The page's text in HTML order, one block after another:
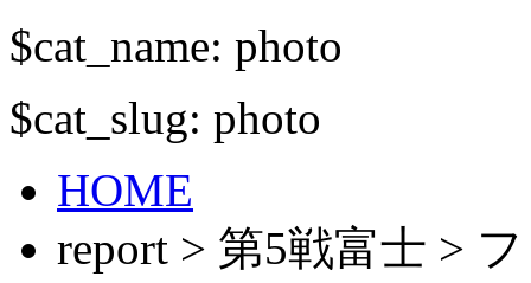
$cat_name: photo
$cat_slug: photo
HOME
report > 第5戦富士 >